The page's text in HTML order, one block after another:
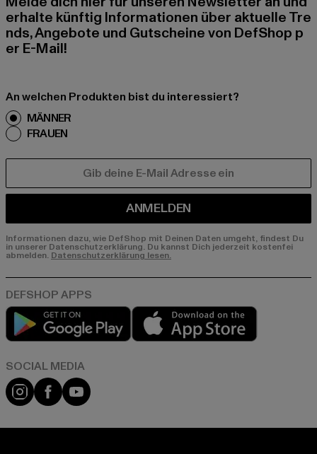
erhalte künftig Informationen über aktuelle Tre
nds, Angebote und Gutscheine von DefShop p
er E-Mail!
An welchen Produkten bist du interessiert?
MÄNNER
FRAUEN
ANMELDEN
Informationen dazu, wie DefShop mit Deinen Daten umgeht, findest Du
in unserer Datenschutzerklärung. Du kannst Dich jederzeit kostenfei
abmelden. Datenschutzerklärung lesen.
Play market
Instagram
FacebookYouTube